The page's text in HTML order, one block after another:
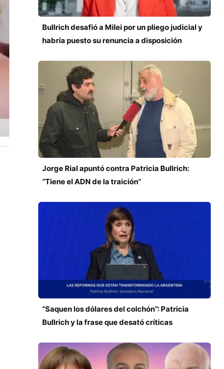
Bullrich desafió a Milei por un pliego judicial y
habría puesto su renuncia a disposición
Jorge Rial apuntó contra Patricia Bullrich:
“Tiene el ADN de la traición”
“Saquen los dólares del colchón”: Patricia
Bullrich y la frase que desató críticas